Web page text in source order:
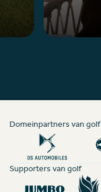
Domeinpartners van golf
Supporters van golf